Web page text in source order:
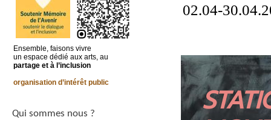
02.04-
Ensemble, faisons vivre
un espace dédié aux arts, au
partage et à l’inclusion
organisation d’intérêt public
Qui sommes nous ?